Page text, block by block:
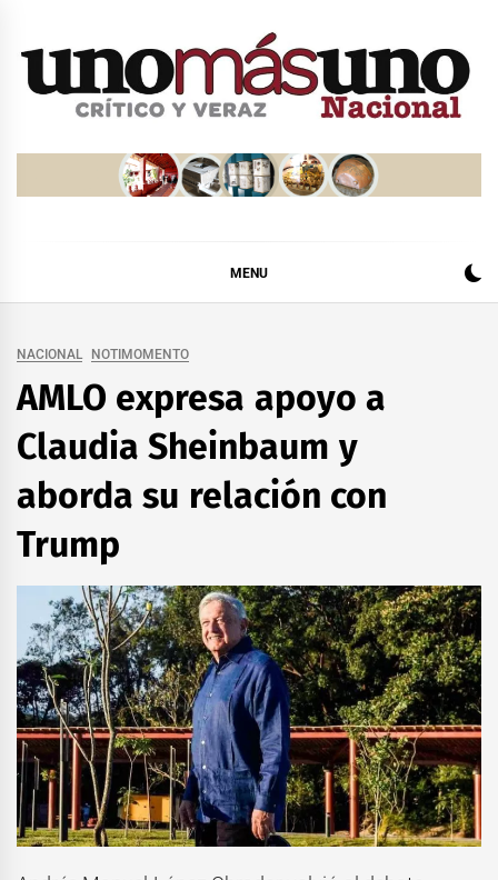
MENU
NACIONAL NOTIMOMENTO
AMLO expresa apoyo a
Claudia Sheinbaum y
aborda su relación con
Trump